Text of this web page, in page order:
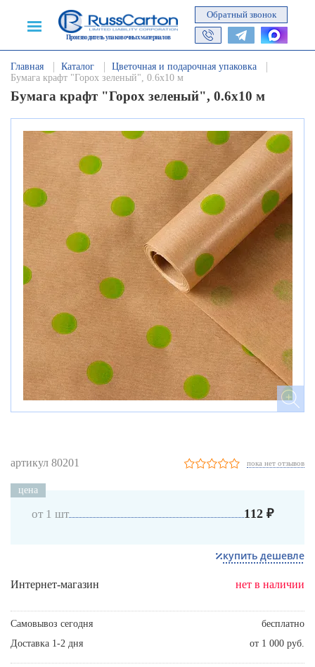
Производитель упаковочных материалов
Обратный звонок
Главная Каталог
Цветочная и подарочная упаковка
Бумага крафт "Горох зеленый", 0.6х10 м
Бумага крафт "Горох зеленый", 0.6х10 м
артикул 80201 пока нет отзывов
цена
от 1 шт 112 ₽
купить дешевле
Интернет-магазин нет в наличии
Самовывоз сегодня
бесплатно
Доставка 1-2 дня
от 1 000 руб.